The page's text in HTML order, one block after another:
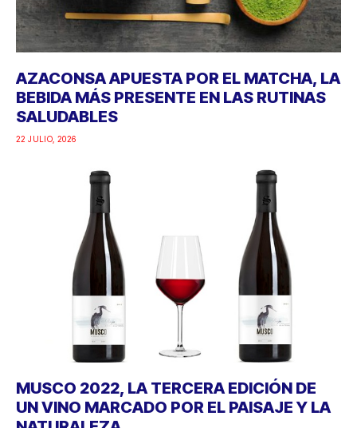
AZACONSA APUESTA POR EL MATCHA, LA
BEBIDA MÁS PRESENTE EN LAS RUTINAS
SALUDABLES
22 JULIO, 2026
MUSCO 2022, LA TERCERA EDICIÓN DE
UN VINO MARCADO POR EL PAISAJE Y LA